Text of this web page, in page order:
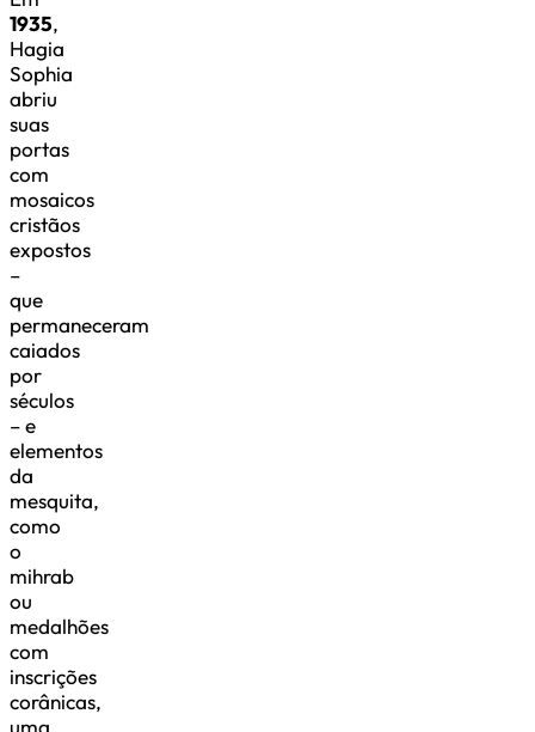
1935,
Hagia
Sophia
abriu
suas
portas
com
mosaicos
cristãos
expostos
–
que
permaneceram
caiados
por
séculos
– e
elementos
da
mesquita,
como
o
mihrab
ou
medalhões
com
inscrições
corânicas,
uma